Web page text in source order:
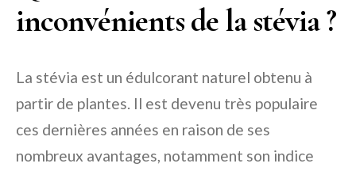
inconvénients de la stévia ?
La stévia est un édulcorant naturel obtenu à
partir de plantes. Il est devenu très populaire
ces dernières années en raison de ses
nombreux avantages, notamment son indice